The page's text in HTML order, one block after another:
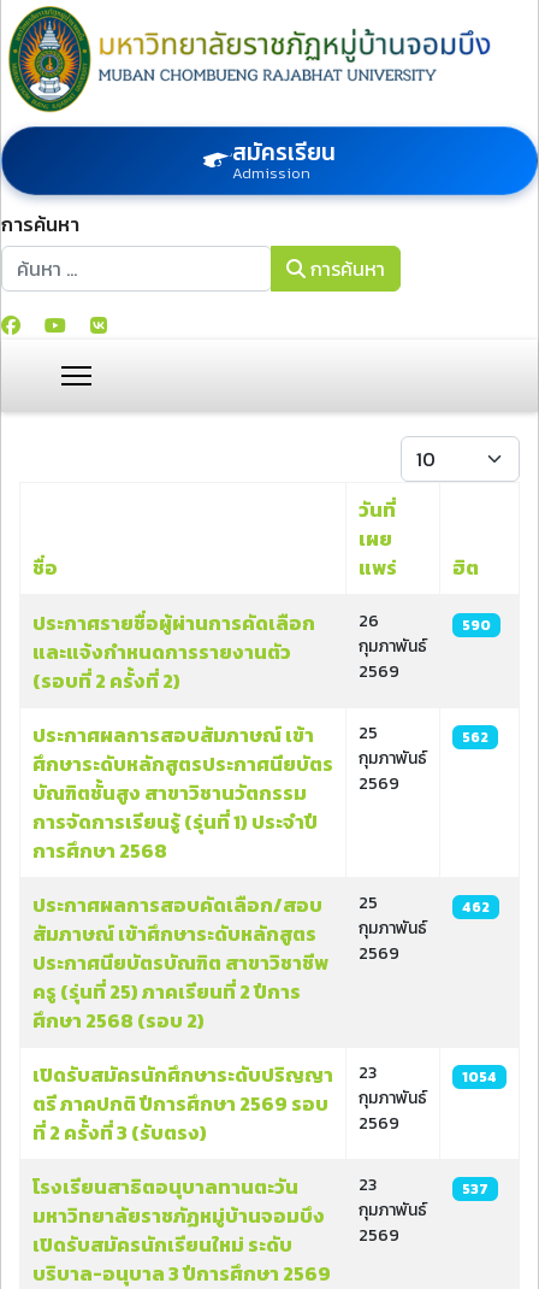
สมัครเรียน
Admission
การค้นหา
การค้นหา
การค้นหา
แสดง #
ชื่อ
วันที่
เผย
แพร่
ฮิต
ประกาศรายชื่อผู้ผ่านการคัดเลือก
และแจ้งกำหนดการรายงานตัว
(รอบที่ 2 ครั้งที่ 2)
26
กุมภาพันธ์
2569
590
ประกาศผลการสอบสัมภาษณ์ เข้า
ศึกษาระดับหลักสูตรประกาศนียบัตร
บัณฑิตชั้นสูง สาขาวิชานวัตกรรม
การจัดการเรียนรู้ (รุ่นที่ 1) ประจําปี
การศึกษา 2568
25
กุมภาพันธ์
2569
562
ประกาศผลการสอบคัดเลือก/สอบ
สัมภาษณ์ เข้าศึกษาระดับหลักสูตร
ประกาศนียบัตรบัณฑิต สาขาวิชาชีพ
ครู (รุ่นที่ 25) ภาคเรียนที่ 2 ปีการ
ศึกษา 2568 (รอบ 2)
25
กุมภาพันธ์
2569
462
เปิดรับสมัครนักศึกษาระดับปริญญา
ตรี ภาคปกติ ปีการศึกษา 2569 รอบ
ที่ 2 ครั้งที่ 3 (รับตรง)
23
กุมภาพันธ์
2569
1054
โรงเรียนสาธิตอนุบาลทานตะวัน
มหาวิทยาลัยราชภัฏหมู่บ้านจอมบึง
เปิดรับสมัครนักเรียนใหม่ ระดับ
บริบาล-อนุบาล 3 ปีการศึกษา 2569
23
กุมภาพันธ์
2569
537